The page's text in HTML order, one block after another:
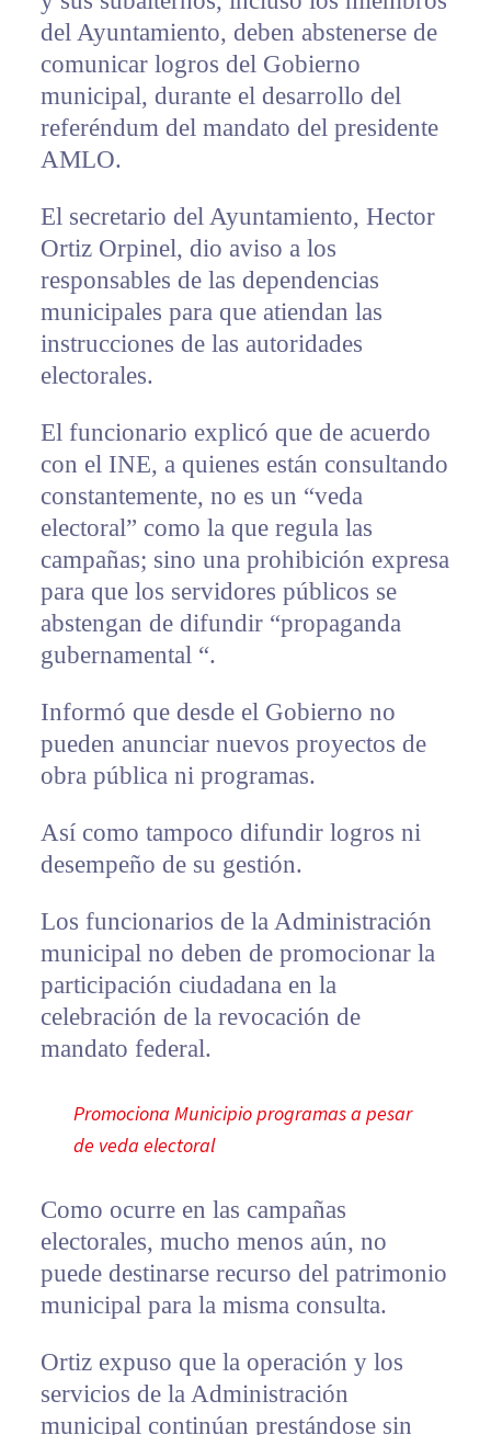
del Ayuntamiento, deben abstenerse de
comunicar logros del Gobierno
municipal, durante el desarrollo del
referéndum del mandato del presidente
AMLO.
El secretario del Ayuntamiento, Hector
Ortiz Orpinel, dio aviso a los
responsables de las dependencias
municipales para que atiendan las
instrucciones de las autoridades
electorales.
El funcionario explicó que de acuerdo
con el INE, a quienes están consultando
constantemente, no es un “veda
electoral” como la que regula las
campañas; sino una prohibición expresa
para que los servidores públicos se
abstengan de difundir “propaganda
gubernamental “.
Informó que desde el Gobierno no
pueden anunciar nuevos proyectos de
obra pública ni programas.
Así como tampoco difundir logros ni
desempeño de su gestión.
Los funcionarios de la Administración
municipal no deben de promocionar la
participación ciudadana en la
celebración de la revocación de
mandato federal.
Promociona Municipio programas a pesar
de veda electoral
Como ocurre en las campañas
electorales, mucho menos aún, no
puede destinarse recurso del patrimonio
municipal para la misma consulta.
Ortiz expuso que la operación y los
servicios de la Administración
municipal continúan prestándose sin